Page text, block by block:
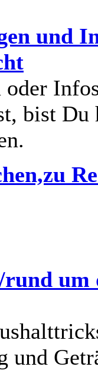
und
oder
bist Du
rund um
und